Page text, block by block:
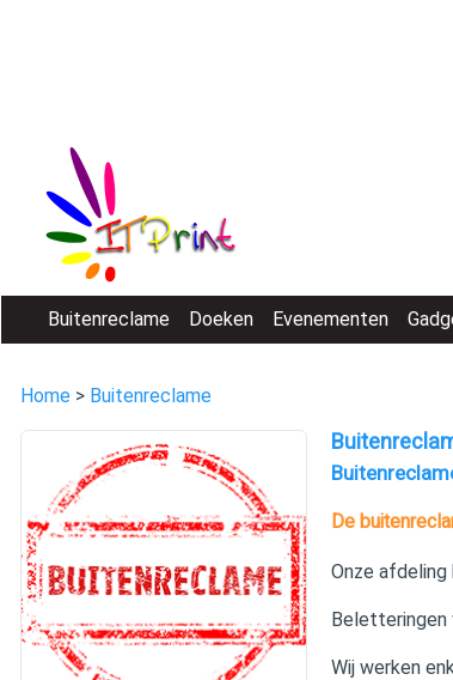
Buitenreclame Doeken Evenementen
Home > Buitenreclame
De
Onze
Beletteringen
Wij werken